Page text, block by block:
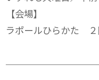
【会場】
ラポールひらかた